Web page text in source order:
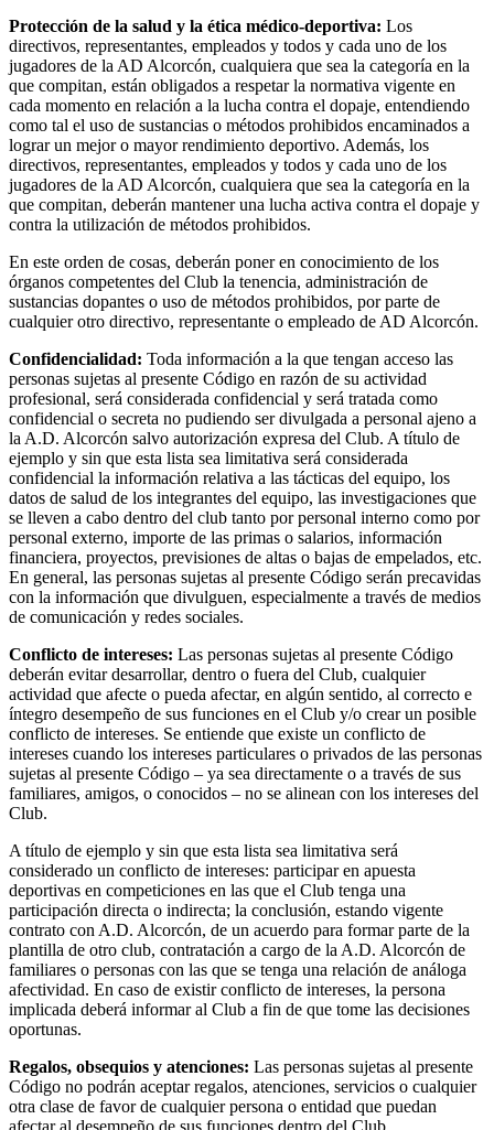
Protección de la salud y la ética médico-deportiva: Los
directivos, representantes, empleados y todos y cada uno de los
jugadores de la AD Alcorcón, cualquiera que sea la categoría en la
que compitan, están obligados a respetar la normativa vigente en
cada momento en relación a la lucha contra el dopaje, entendiendo
como tal el uso de sustancias o métodos prohibidos encaminados a
lograr un mejor o mayor rendimiento deportivo. Además, los
directivos, representantes, empleados y todos y cada uno de los
jugadores de la AD Alcorcón, cualquiera que sea la categoría en la
que compitan, deberán mantener una lucha activa contra el dopaje y
contra la utilización de métodos prohibidos.
En este orden de cosas, deberán poner en conocimiento de los
órganos competentes del Club la tenencia, administración de
sustancias dopantes o uso de métodos prohibidos, por parte de
cualquier otro directivo, representante o empleado de AD Alcorcón.
Confidencialidad: Toda información a la que tengan acceso las
personas sujetas al presente Código en razón de su actividad
profesional, será considerada confidencial y será tratada como
confidencial o secreta no pudiendo ser divulgada a personal ajeno a
la A.D. Alcorcón salvo autorización expresa del Club. A título de
ejemplo y sin que esta lista sea limitativa será considerada
confidencial la información relativa a las tácticas del equipo, los
datos de salud de los integrantes del equipo, las investigaciones que
se lleven a cabo dentro del club tanto por personal interno como por
personal externo, importe de las primas o salarios, información
financiera, proyectos, previsiones de altas o bajas de empelados, etc.
En general, las personas sujetas al presente Código serán precavidas
con la información que divulguen, especialmente a través de medios
de comunicación y redes sociales.
Conflicto de intereses: Las personas sujetas al presente Código
deberán evitar desarrollar, dentro o fuera del Club, cualquier
actividad que afecte o pueda afectar, en algún sentido, al correcto e
íntegro desempeño de sus funciones en el Club y/o crear un posible
conflicto de intereses. Se entiende que existe un conflicto de
intereses cuando los intereses particulares o privados de las personas
sujetas al presente Código – ya sea directamente o a través de sus
familiares, amigos, o conocidos – no se alinean con los intereses del
Club.
A título de ejemplo y sin que esta lista sea limitativa será
considerado un conflicto de intereses: participar en apuesta
deportivas en competiciones en las que el Club tenga una
participación directa o indirecta; la conclusión, estando vigente
contrato con A.D. Alcorcón, de un acuerdo para formar parte de la
plantilla de otro club, contratación a cargo de la A.D. Alcorcón de
familiares o personas con las que se tenga una relación de análoga
afectividad. En caso de existir conflicto de intereses, la persona
implicada deberá informar al Club a fin de que tome las decisiones
oportunas.
Regalos, obsequios y atenciones: Las personas sujetas al presente
Código no podrán aceptar regalos, atenciones, servicios o cualquier
otra clase de favor de cualquier persona o entidad que puedan